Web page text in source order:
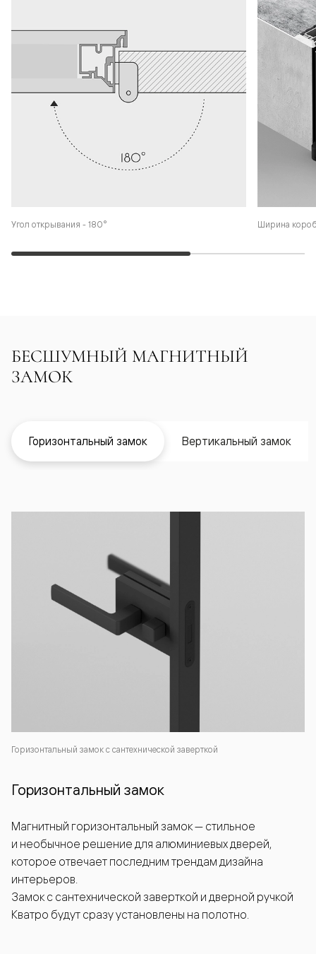
Угол открывания - 180° Ширина
БЕСШУМНЫЙ МАГНИТНЫЙ
ЗАМОК
Горизонтальный замок Вертикальный замок
Горизонтальный замок с сантехнической заверткой
Горизонтальный замок
Магнитный горизонтальный замок — стильное
и необычное решение для алюминиевых дверей,
которое отвечает последним трендам дизайна
интерьеров.
Замок с сантехнической заверткой и дверной ручкой
Кватро будут сразу установлены на полотно.